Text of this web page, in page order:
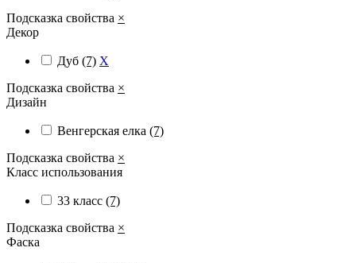
Подсказка свойства ×
Декор
Дуб (7) X
Подсказка свойства ×
Дизайн
Венгерская елка (7)
Подсказка свойства ×
Класс использования
33 класс (7)
Подсказка свойства ×
Фаска